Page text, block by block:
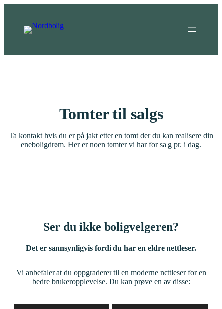
innhold
Tomter til salgs
Ta kontakt hvis du er på jakt etter en tomt der du kan realisere din
eneboligdrøm. Her er noen tomter vi har for salg pr. i dag.
Ser du ikke boligvelgeren?
Det er sannsynligvis fordi du har en eldre nettleser.
Vi anbefaler at du oppgraderer til en moderne nettleser for en
bedre brukeropplevelse. Du kan prøve en av disse: